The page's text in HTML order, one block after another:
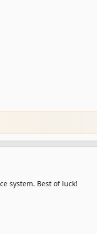
system. Best of luck!